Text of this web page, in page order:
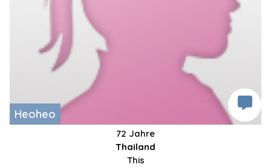
Heoheo
72 Jahre
Thailand
This